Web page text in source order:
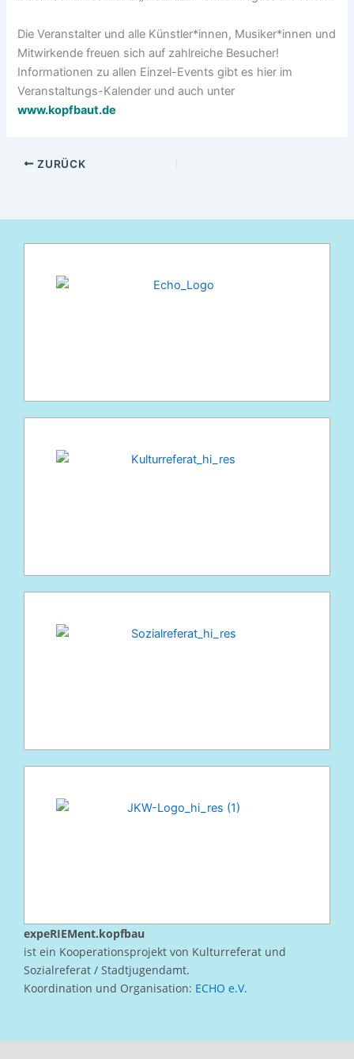
Die Veranstalter und alle Künstler*innen, Musiker*innen und
Mitwirkende freuen sich auf zahlreiche Besucher!
Informationen zu allen Einzel-Events gibt es hier im
Veranstaltungs-Kalender und auch unter
www.kopfbaut.de
ZURÜCK
expeRIEMent.kopfbau
ist ein Kooperationsprojekt von Kulturreferat und
Sozialreferat / Stadtjugendamt.
Koordination und Organisation: ECHO e.V.